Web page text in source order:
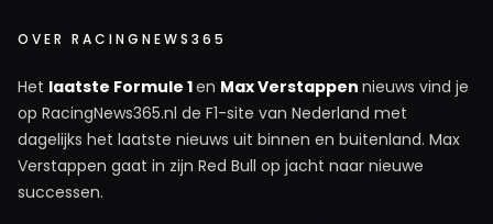
OVER RACINGNEWS365
Het laatste Formule 1en Max Verstappen nieuws vind je
op RacingNews365.nl de F1-site van Nederland met
dagelijks het laatste nieuws uit binnen en buitenland. Max
Verstappen gaat in zijn Red Bull op jacht naar nieuwe
successen.